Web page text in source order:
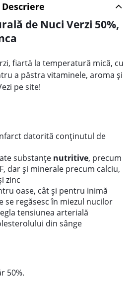
Descriere
de Nuci Verzi 50%,
fiartă la temperatură mică, cu
a păstra vitaminele, aroma și
pe site!
datorită conținutul de
substanțe nutritive, precum
dar și minerale precum calciu,
zinc
oase, cât și pentru inimă
se regăsesc în miezul nucilor
tensiunea arterială
din sânge
50%.